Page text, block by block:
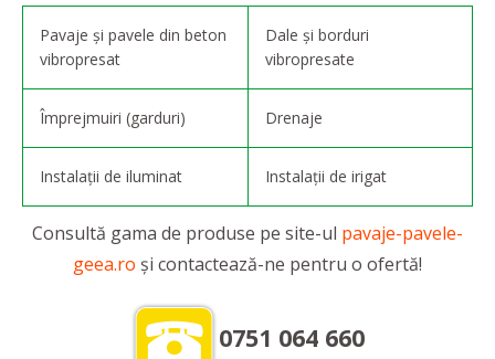
Pavaje și pavele din beton
vibropresat
Dale și borduri
vibropresate
Împrejmuiri (garduri) Drenaje
Instalații de iluminat Instalații de irigat
Consultă gama de produse pe site-ul pavaje-pavele-
geea.ro și contactează-ne pentru o ofertă!
0751 064 660